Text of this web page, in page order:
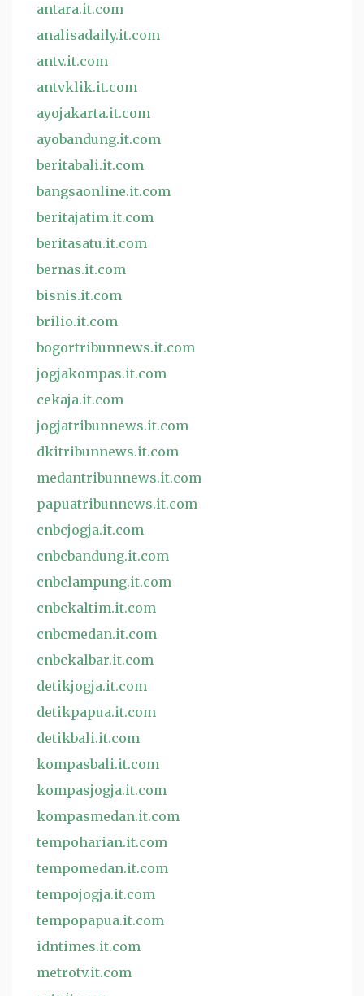
antara.it.com
analisadaily.it.com
antv.it.com
antvklik.it.com
ayojakarta.it.com
ayobandung.it.com
beritabali.it.com
bangsaonline.it.com
beritajatim.it.com
beritasatu.it.com
bernas.it.com
bisnis.it.com
brilio.it.com
bogortribunnews.it.com
jogjakompas.it.com
cekaja.it.com
jogjatribunnews.it.com
dkitribunnews.it.com
medantribunnews.it.com
papuatribunnews.it.com
cnbcjogja.it.com
cnbcbandung.it.com
cnbclampung.it.com
cnbckaltim.it.com
cnbcmedan.it.com
cnbckalbar.it.com
detikjogja.it.com
detikpapua.it.com
detikbali.it.com
kompasbali.it.com
kompasjogja.it.com
kompasmedan.it.com
tempoharian.it.com
tempomedan.it.com
tempojogja.it.com
tempopapua.it.com
idntimes.it.com
metrotv.it.com